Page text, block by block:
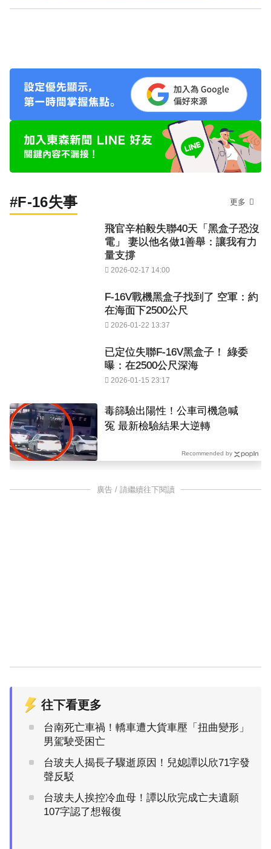
#F-16失事 更多
飛官辛柏毅失聯40天「黑盒子恐沒
電」 妻以他名做1善舉：讓我有力
量支撐
2026-02-17 14:00
F-16V戰機黑盒子找到了 空軍：約
在海面下2500公尺
2026-01-22 13:37
已定位失聯F-16V黑盒子！ 綠委
曝：在2500公尺深海
2026-01-15 23:17
毒篩驗出陽性！公車司機急喊
冤 最新檢驗結果大逆轉
Recommended by
廣告 / 請繼續往下閱讀
往下看更多
台南死亡車禍！轎車遭大貨車壓「扭曲變形」
男駕駛受困亡
台玻夫人揭長子驟逝原因！兒媳譚以欣71字發
聲反駁
台玻夫人挨控冷血母！譚以欣完成亡夫遺願
107字認了想報復